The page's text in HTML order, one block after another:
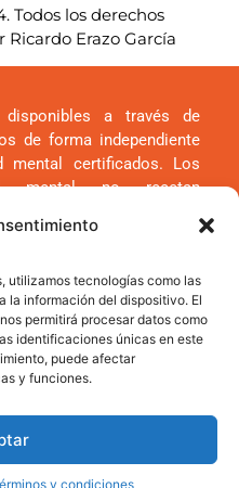
utilizamos tecnologías como las
la información del dispositivo. El
permitirá procesar datos como
identificaciones únicas en este
puede afectar
y funciones.
y condiciones
Todos los derechos
Ricardo Erazo García
a través de
de forma independiente
mental certificados. Los
mental no recetan
Si estás pasando
por favor contacta a los